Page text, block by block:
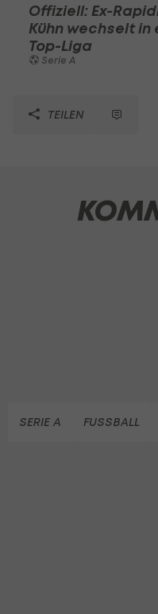
Offiziell: Ex-
Kühn wechselt in
Top-Liga
Serie A
TEILEN
SERIE A FUSSBALL